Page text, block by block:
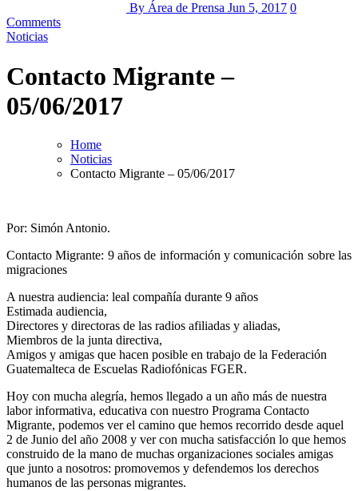
By Área de Prensa Jun 5, 2017 0
Comments
Noticias
Contacto Migrante –
05/06/2017
Home
Noticias
Contacto Migrante – 05/06/2017
Por: Simón Antonio.
Contacto Migrante: 9 años de información y comunicación sobre las
migraciones
A nuestra audiencia: leal compañía durante 9 años
Estimada audiencia,
Directores y directoras de las radios afiliadas y aliadas,
Miembros de la junta directiva,
Amigos y amigas que hacen posible en trabajo de la Federación
Guatemalteca de Escuelas Radiofónicas FGER.
Hoy con mucha alegría, hemos llegado a un año más de nuestra
labor informativa, educativa con nuestro Programa Contacto
Migrante, podemos ver el camino que hemos recorrido desde aquel
2 de Junio del año 2008 y ver con mucha satisfacción lo que hemos
construido de la mano de muchas organizaciones sociales amigas
que junto a nosotros: promovemos y defendemos los derechos
humanos de las personas migrantes.